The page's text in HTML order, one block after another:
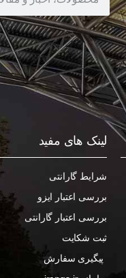
لینک های مفید
شرایط گارانتی
بررسی اعتبار ایزو
بررسی اعتبار گارانتی
ثبت شکایت
پیگیری سفارش